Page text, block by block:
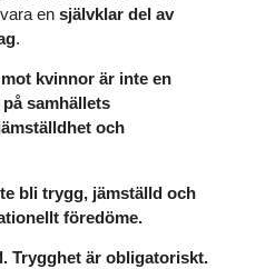
en självklar del av
.
kvinnor är inte en
samhällets
och
bli trygg, jämställd och
föredöme.
Trygghet är obligatoriskt.